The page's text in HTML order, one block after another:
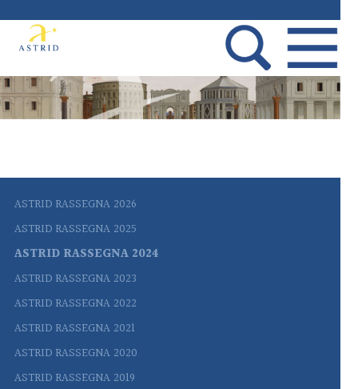
ASTRID RASSEGNA 2026
ASTRID RASSEGNA 2025
ASTRID RASSEGNA 2024
ASTRID RASSEGNA 2023
ASTRID RASSEGNA 2022
ASTRID RASSEGNA 2021
ASTRID RASSEGNA 2020
ASTRID RASSEGNA 2019